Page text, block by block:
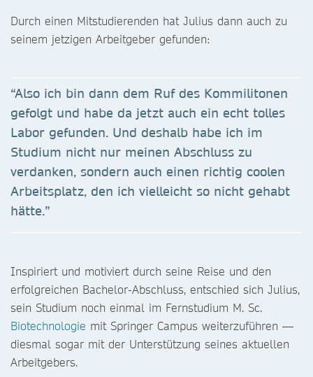
Durch einen Mitstudierenden hat Julius dann auch zu
seinem jetzigen Arbeitgeber gefunden:
“Also ich bin dann dem Ruf des Kommilitonen
gefolgt und habe da jetzt auch ein echt tolles
Labor gefunden. Und deshalb habe ich im
Studium nicht nur meinen Abschluss zu
verdanken, sondern auch einen richtig coolen
Arbeitsplatz, den ich vielleicht so nicht gehabt
hätte.”
Inspiriert und motiviert durch seine Reise und den
erfolgreichen Bachelor-Abschluss, entschied sich Julius,
sein Studium noch einmal im Fernstudium M. Sc.
Biotechnologie mit Springer Campus weiterzuführen —
diesmal sogar mit der Unterstützung seines aktuellen
Arbeitgebers.